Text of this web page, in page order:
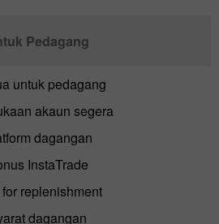
Pedagang
untuk pedagang
akaun segera
dagangan
InstaTrade
for replenishment
dagangan